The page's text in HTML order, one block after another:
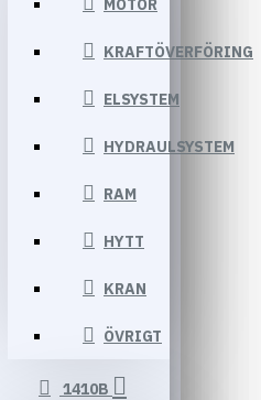
MOTOR
KRAFTÖVERFÖRING
ELSYSTEM
HYDRAULSYSTEM
RAM
HYTT
KRAN
ÖVRIGT
1410B